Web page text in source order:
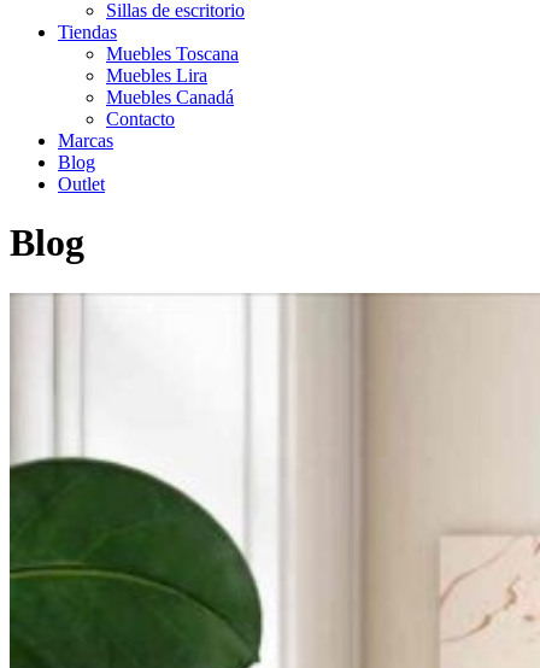
Sillas de escritorio
Tiendas
Muebles Toscana
Muebles Lira
Muebles Canadá
Contacto
Marcas
Blog
Outlet
Blog
Inicio Mueble de salon